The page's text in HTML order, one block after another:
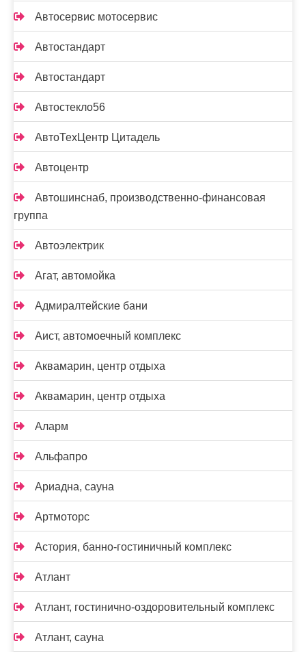
Автосервис мотосервис
Автостандарт
Автостандарт
Автостекло56
АвтоТехЦентр Цитадель
Автоцентр
Автошинснаб, производственно-финансовая
группа
Автоэлектрик
Агат, автомойка
Адмиралтейские бани
Аист, автомоечный комплекс
Аквамарин, центр отдыха
Аквамарин, центр отдыха
Аларм
Альфапро
Ариадна, сауна
Артмоторс
Астория, банно-гостиничный комплекс
Атлант
Атлант, гостинично-оздоровительный комплекс
Атлант, сауна